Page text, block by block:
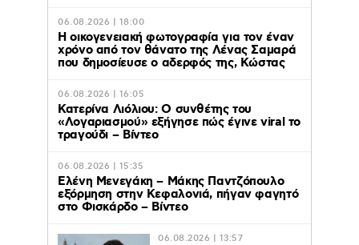
06.08.2026 | 18:00
Η οικογενειακή φωτογραφία για τον έναν
χρόνο από τον θάνατο της Λένας Σαμαρά
που δημοσίευσε ο αδερφός της, Κώστας
06.08.2026 | 16:05
Κατερίνα Λιόλιου: Ο συνθέτης του
«Λογαριασμού» εξήγησε πώς έγινε viral το
τραγούδι – Βίντεο
06.08.2026 | 15:35
Ελένη Μενεγάκη – Μάκης Παντζόπουλο
εξόρμηση στην Κεφαλονιά, πήγαν φαγητό
στο Φισκάρδο – Βίντεο
06.08.2026 | 13:57